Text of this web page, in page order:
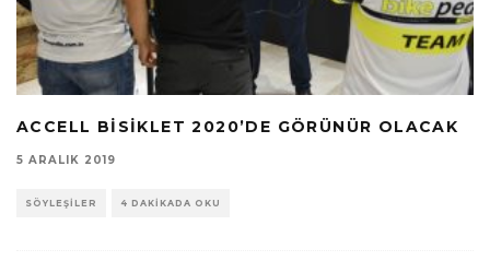
ACCELL BISIKLET 2020’DE GÖRÜNÜR OLACAK
5 ARALIK 2019
SÖYLEŞILER 4 DAKIKADA OKU